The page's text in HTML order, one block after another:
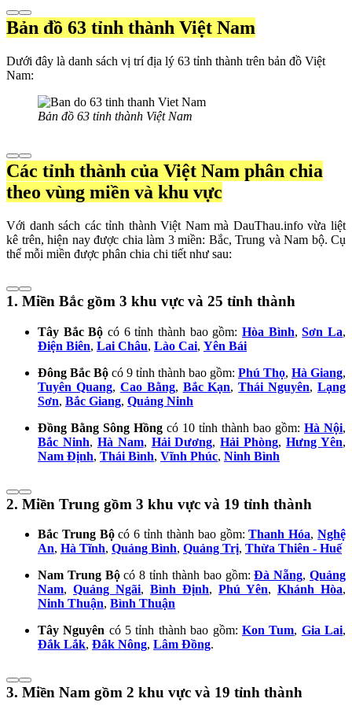
Bản đồ 63 tỉnh thành Việt Nam
Dưới đây là danh sách vị trí địa lý 63 tỉnh thành trên bản đồ Việt
Nam:
Bản đồ 63 tỉnh thành Việt Nam
Các tỉnh thành của Việt Nam phân chia
theo vùng miền và khu vực
Với danh sách các tỉnh thành Việt Nam mà DauThau.info vừa liệt
kê trên, hiện nay được chia làm 3 miền: Bắc, Trung và Nam bộ. Cụ
thể mỗi miền được phân chia chi tiết như sau:
1. Miền Bắc gồm 3 khu vực và 25 tỉnh thành
Tây Bắc Bộ có 6 tỉnh thành bao gồm:Hòa Bình,Sơn La,
Điện Biên, Lai Châu, Lào Cai, Yên Bái
Đông Bắc Bộ có 9 tỉnh thành bao gồm: Phú Thọ, Hà Giang,
Tuyên Quang, Cao Bằng, Bắc Kạn,Thái Nguyên, Lạng
Sơn, Bắc Giang, Quảng Ninh
Đồng Bằng Sông Hồng có 10 tỉnh thành bao gồm: Hà Nội,
Bắc Ninh, Hà Nam, Hải Dương,Hải Phòng,Hưng Yên,
Nam Định, Thái Bình, Vĩnh Phúc, Ninh Bình
2. Miền Trung gồm 3 khu vực và 19 tỉnh thành
Bắc Trung Bộcó 6 tỉnh thành bao gồm:Thanh Hóa,Nghệ
An, Hà Tĩnh, Quảng Bình, Quảng Trị, Thừa Thiên - Huế
Nam Trung Bộcó 8 tỉnh thành bao gồm:Đà Nẵng,Quảng
Nam, Quảng Ngãi, Bình Định, Phú Yên, Khánh Hòa,
Ninh Thuận, Bình Thuận
Tây Nguyên có 5 tỉnh thành bao gồm: Kon Tum, Gia Lai,
Đắk Lắk, Đắk Nông, Lâm Đồng.
3. Miền Nam gồm 2 khu vực và 19 tỉnh thành